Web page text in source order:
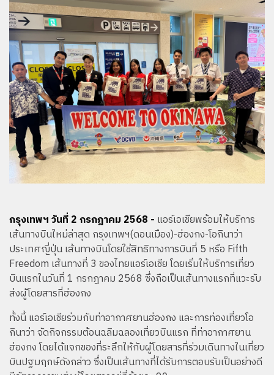
กรุงเทพฯ วันที่ 2 กรกฎาคม 2568 - แอร์เอเชียพร้อมให้บริการ
เส้นทางบินใหม่ล่าสุด กรุงเทพฯ(ดอนเมือง)-ฮ่องกง-โอกินาว่า
ประเทศญี่ปุ่น เส้นทางบินโดยใช้สิทธิทางการบินที่ 5 หรือ Fifth
Freedom เส้นทางที่ 3 ของไทยแอร์เอเชีย โดยเริ่มให้บริการเที่ยว
บินแรกในวันที่ 1 กรกฎาคม 2568 ซึ่งถือเป็นเส้นทางแรกที่แวะรับ
ส่งผู้โดยสารที่ฮ่องกง
ทั้งนี้ แอร์เอเชียร่วมกับท่าอากาศยานฮ่องกง และการท่องเที่ยวโอ
กินาว่า จัดกิจกรรมต้อนฉลิมฉลองเที่ยวบินแรก ที่ท่าอากาศยาน
ฮ่องกง โดยได้แจกของที่ระลึกให้กับผู้โดยสารที่ร่วมเดินทางในเที่ยว
บินปฐมฤกษ์ดังกล่าว ซึ่งเป็นเส้นทางที่ได้รับการตอบรับเป็นอย่างดี